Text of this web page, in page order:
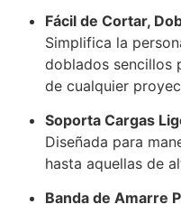
Fácil de Cortar,
Simplifica la
doblados sencillos
de cualquier
Soporta Cargas
Diseñada para
hasta aquellas de
Banda de Amarre